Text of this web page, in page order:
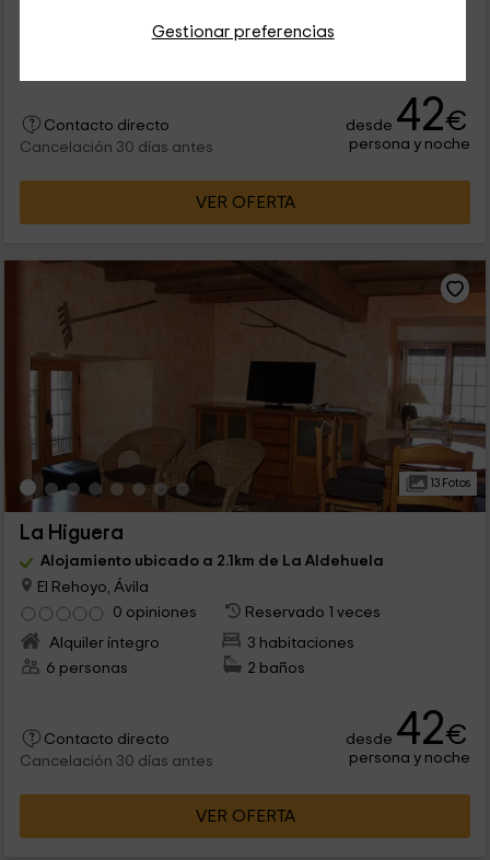
Gestionar preferencias
Alquiler íntegro
3 habitaciones
Contacto directo
Cancelación 30 días antes
desde 42€
persona y noche
VER OFERTA
13 Fotos
La Higuera
Alojamiento ubicado a 2.1km de La Aldehuela
El Rehoyo, Ávila
0 opiniones
Reservado 1 veces
Alquiler íntegro
3 habitaciones
6 personas
2 baños
Contacto directo
Cancelación 30 días antes
desde 42€
persona y noche
VER OFERTA